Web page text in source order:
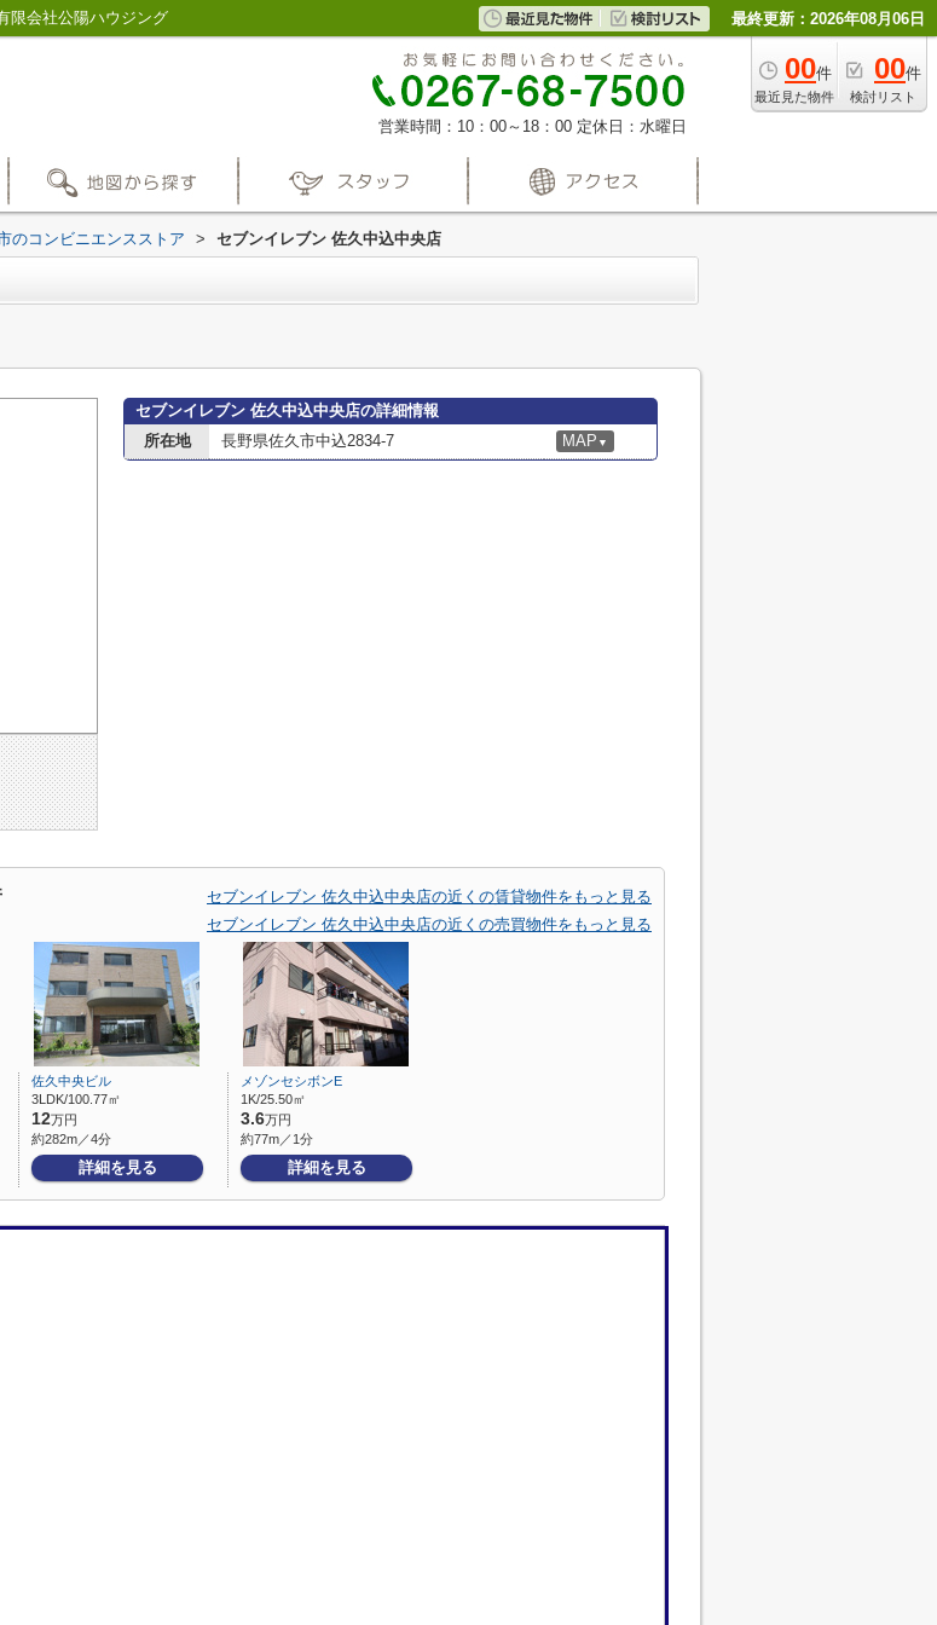
限会社公陽ハウジング 最終更新：2026年08月06日
00件
最近見た物件
00件
検討リスト
営業時間：10：00～18：00 定休日：水曜日
のコンビニエンスストア > セブンイレブン 佐久中込中央店
セブンイレブン 佐久中込中央店の詳細情報
所在地
長野県佐久市中込2834-7 MAP ▼
セブンイレブン 佐久中込中央店の近くの賃貸物件をもっと見る
セブンイレブン 佐久中込中央店の近くの売買物件をもっと見る
佐久中央ビル
3LDK/100.77㎡
12万円
約282m／4分
詳細を見る
メゾンセシボンE
1K/25.50㎡
3.6万円
約77m／1分
詳細を見る